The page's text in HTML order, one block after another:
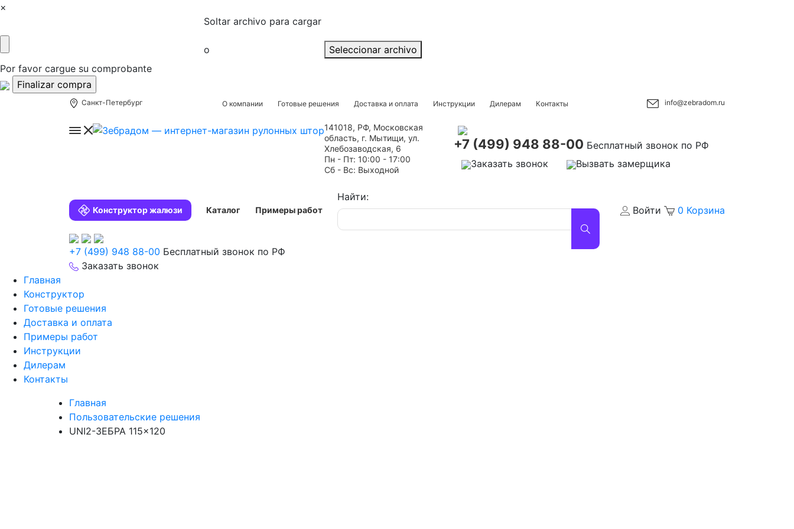
×
Soltar archivo para cargar
o
Seleccionar archivo
Por favor cargue su comprobante
Санкт-Петербург О компании Готовые решения Доставка и оплата Инструкции Дилерам Контакты info@zebradom.ru
141018, РФ, Московская
область, г. Мытищи, ул.
Хлебозаводская, 6
Пн - Пт: 10:00 - 17:00
Сб - Вс: Выходной
+7 (499) 948 88-00 Бесплатный звонок по РФ
Заказать звонок
Вызвать замерщика
Конструктор жалюзи Каталог Примеры работ
Найти:
Войти
0 Корзина
+7 (499) 948 88-00 Бесплатный звонок по РФ
Заказать звонок
Главная
Конструктор
Готовые решения
Доставка и оплата
Примеры работ
Инструкции
Дилерам
Контакты
Главная
Пользовательские решения
UNI2-ЗЕБРА 115×120